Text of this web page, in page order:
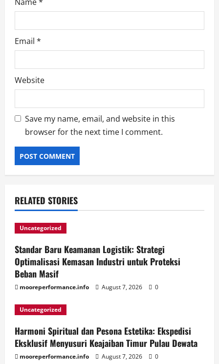
Email *
Website
Save my name, email, and website in this
browser for the next time I comment.
RELATED STORIES
Uncategorized
Standar Baru Keamanan Logistik: Strategi
Optimalisasi Kemasan Industri untuk Proteksi
Beban Masif
mooreperformance.info August 7, 2026 0
Uncategorized
Harmoni Spiritual dan Pesona Estetika: Ekspedisi
Eksklusif Menyusuri Keajaiban Timur Pulau Dewata
mooreperformance.info August 7, 2026 0